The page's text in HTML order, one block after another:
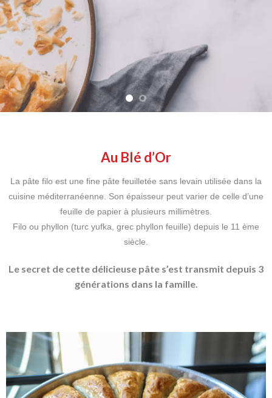
Au Blé d’Or
La pâte filo est une fine pâte feuilletée sans levain utilisée dans la
cuisine méditerranéenne. Son épaisseur peut varier de celle d’une
feuille de papier à plusieurs millimètres.
Filo ou phyllon (turc yufka, grec phyllon feuille) depuis le 11 ème
siècle.
Le secret de cette délicieuse pâte s’est transmit depuis 3
générations dans la famille.